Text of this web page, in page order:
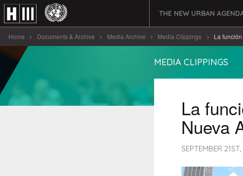
THE NEW URBAN
Home Documents & Archive Media Archive Media Clippings La
MEDIA CLIPPINGS
La
Nueva
SEPTEMBER